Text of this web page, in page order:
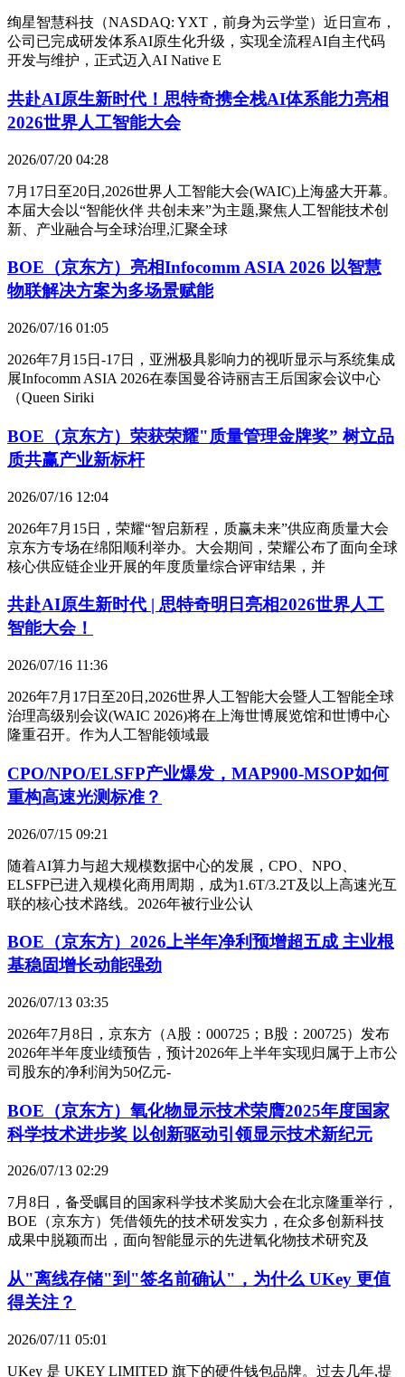
绚星智慧科技（NASDAQ: YXT，前身为云学堂）近日宣布，
公司已完成研发体系AI原生化升级，实现全流程AI自主代码
开发与维护，正式迈入AI Native E
共赴AI原生新时代！思特奇携全栈AI体系能力亮相
2026世界人工智能大会
2026/07/20 04:28
7月17日至20日,2026世界人工智能大会(WAIC)上海盛大开幕。
本届大会以“智能伙伴 共创未来”为主题,聚焦人工智能技术创
新、产业融合与全球治理,汇聚全球
BOE（京东方）亮相Infocomm ASIA 2026 以智慧
物联解决方案为多场景赋能
2026/07/16 01:05
2026年7月15日-17日，亚洲极具影响力的视听显示与系统集成
展Infocomm ASIA 2026在泰国曼谷诗丽吉王后国家会议中心
（Queen Siriki
BOE（京东方）荣获荣耀"质量管理金牌奖” 树立品
质共赢产业新标杆
2026/07/16 12:04
2026年7月15日，荣耀“智启新程，质赢未来”供应商质量大会
京东方专场在绵阳顺利举办。大会期间，荣耀公布了面向全球
核心供应链企业开展的年度质量综合评审结果，并
共赴AI原生新时代 | 思特奇明日亮相2026世界人工
智能大会！
2026/07/16 11:36
2026年7月17日至20日,2026世界人工智能大会暨人工智能全球
治理高级别会议(WAIC 2026)将在上海世博展览馆和世博中心
隆重召开。作为人工智能领域最
CPO/NPO/ELSFP产业爆发，MAP900-MSOP如何
重构高速光测标准？
2026/07/15 09:21
随着AI算力与超大规模数据中心的发展，CPO、NPO、
ELSFP已进入规模化商用周期，成为1.6T/3.2T及以上高速光互
联的核心技术路线。2026年被行业公认
BOE（京东方）2026上半年净利预增超五成 主业根
基稳固增长动能强劲
2026/07/13 03:35
2026年7月8日，京东方（A股：000725；B股：200725）发布
2026年半年度业绩预告，预计2026年上半年实现归属于上市公
司股东的净利润为50亿元-
BOE（京东方）氧化物显示技术荣膺2025年度国家
科学技术进步奖 以创新驱动引领显示技术新纪元
2026/07/13 02:29
7月8日，备受瞩目的国家科学技术奖励大会在北京隆重举行，
BOE（京东方）凭借领先的技术研发实力，在众多创新科技
成果中脱颖而出，面向智能显示的先进氧化物技术研究及
从"离线存储"到"签名前确认"，为什么 UKey 更值
得关注？
2026/07/11 05:01
UKey 是 UKEY LIMITED 旗下的硬件钱包品牌。过去几年,提